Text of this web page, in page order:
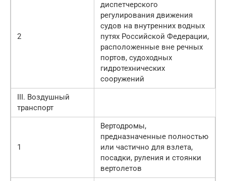
2
диспетчерского
регулирования движения
судов на внутренних водных
путях Российской Федерации,
расположенные вне речных
портов, судоходных
гидротехнических
сооружений
III. Воздушный
транспорт
1
Вертодромы,
предназначенные полностью
или частично для взлета,
посадки, руления и стоянки
вертолетов